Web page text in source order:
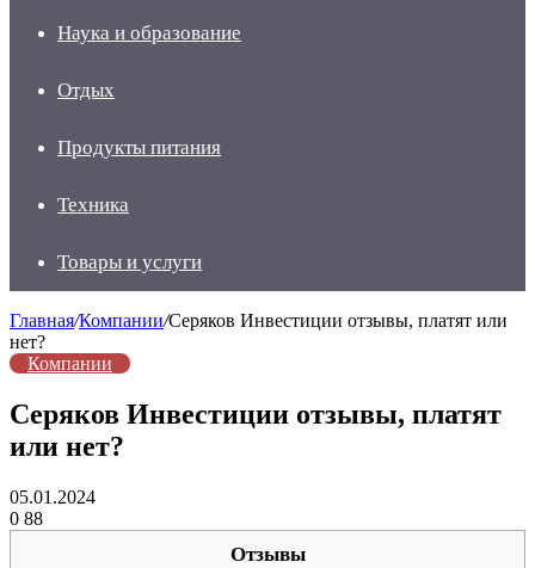
Наука и образование
Отдых
Продукты питания
Техника
Товары и услуги
Главная/Компании/Серяков Инвестиции отзывы, платят или
нет?
Компании
Серяков Инвестиции отзывы, платят
или нет?
05.01.2024
0 88
Отзывы